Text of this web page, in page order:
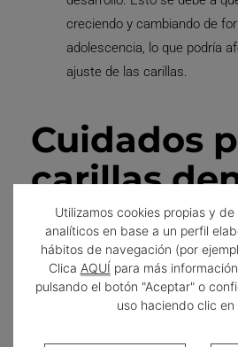
creciendo y cambiando de
adolescencia, lo que podría
ajuste de las carillas.
Cuidados
carillas
Después de realizarse un
dentales, es importante seguir una
mantenerlas en perfecto estado.
la nueva sonrisa durante el
Utilizamos cookies propias y
analíticos en base a un perfil
hábitos de navegación (por
Clica AQUÍ para más
pulsando el botón "Aceptar" o
uso haciendo clic en